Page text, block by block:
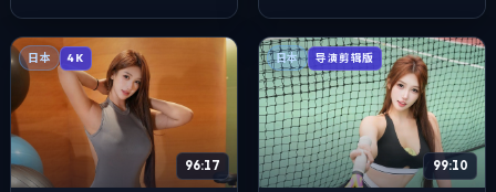
日本 4K
96:17
日本 导演剪辑版
99:10